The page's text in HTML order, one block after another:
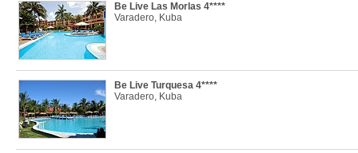
Be Live Las Morlas 4****
Varadero, Kuba
Be Live Turquesa 4****
Varadero, Kuba